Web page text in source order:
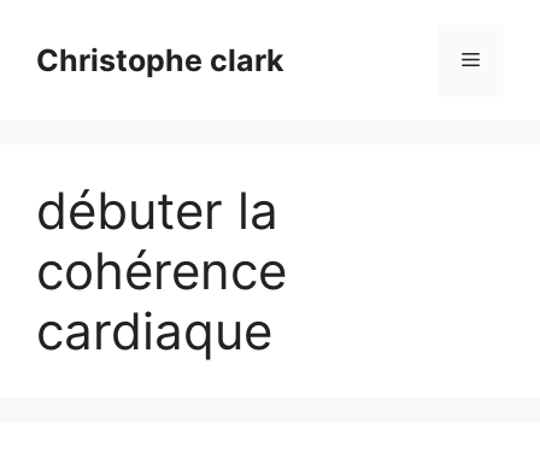
contenuChristophe clark Menu
débuter la
cohérence
cardiaque